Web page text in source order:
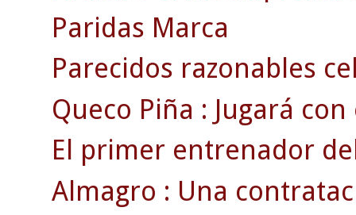
Paridas Marca
Parecidos razonables
Queco Piña : Jugará
El primer entrenador
Almagro : Una